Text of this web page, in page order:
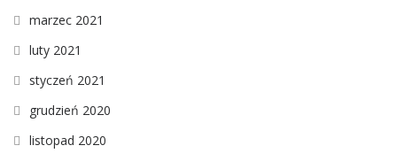
marzec 2021
luty 2021
styczeń 2021
grudzień 2020
listopad 2020